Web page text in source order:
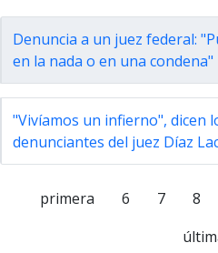
Denuncia a un juez federal:
en la nada o en una condena"
"Vivíamos un infierno", dicen
denunciantes del juez Díaz
primera 6 7 8